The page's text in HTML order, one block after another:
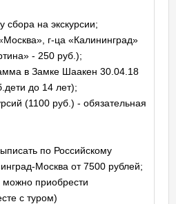
сбора на экскурсии;
г-ца «Калининград»
- 250 руб.);
в Замке Шаакен 30.04.18
до 14 лет);
(1100 руб.) - обязательная
по Российскому
Москва от 7500 рублей;
приобрести
с туром)